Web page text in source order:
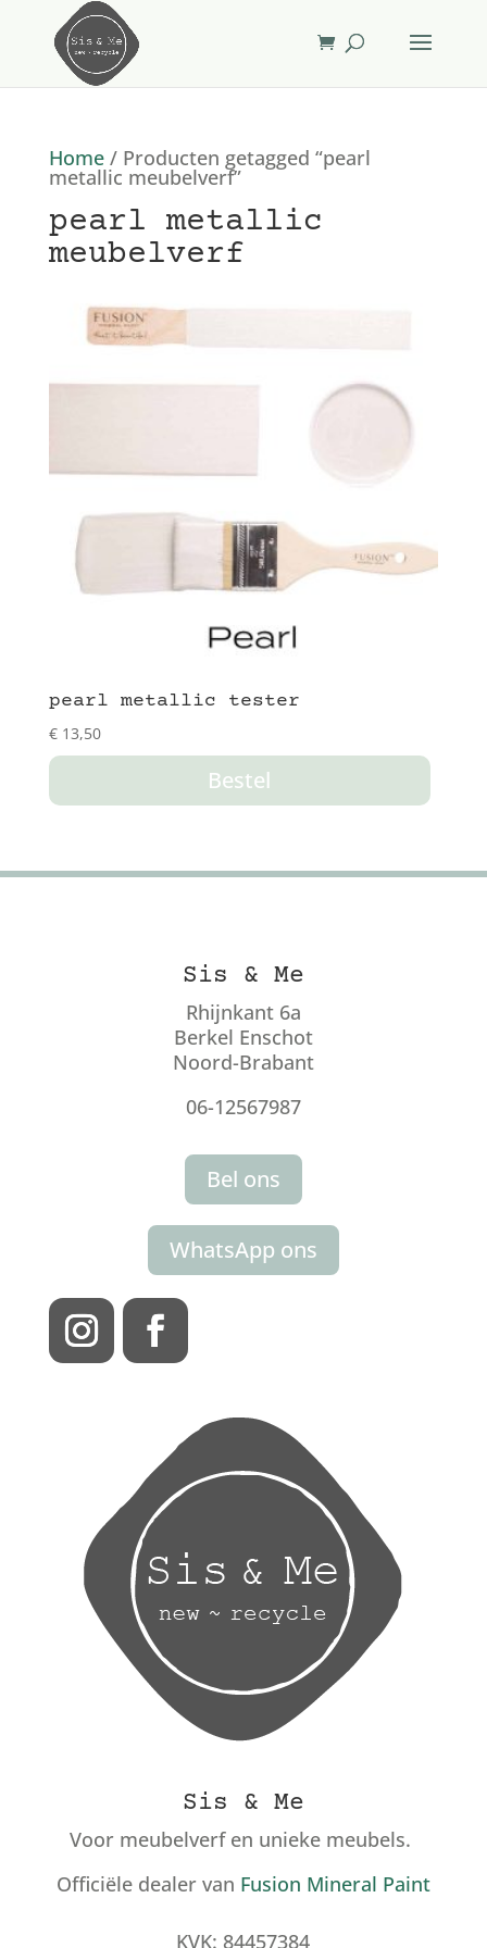
Home/ Producten getagged “pearl
metallic meubelverf”
pearl metallic
meubelverf
pearl metallic tester
€13,50
Bestel
Sis & Me
Rhijnkant 6a
Berkel Enschot
Noord-Brabant
06-12567987
Bel ons
WhatsApp ons
Sis & Me
Voor meubelverf en unieke meubels.
Officiële dealer van Fusion Mineral Paint
KVK: 84457384